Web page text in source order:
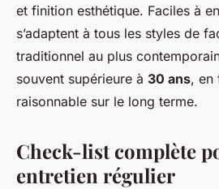
et finition esthétique. Faciles à
s’adaptent à tous les styles de
traditionnel au plus
souvent supérieure à 30 ans, en
raisonnable sur le long terme.
Check-list complète
entretien régulier